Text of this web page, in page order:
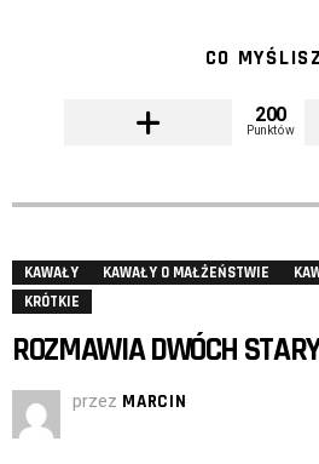
CO
200
Punktów
KAWAŁY KAWAŁY O MAŁŻEŃSTWIE
KRÓTKIE
ROZMAWIA DWÓCH
przez MARCIN